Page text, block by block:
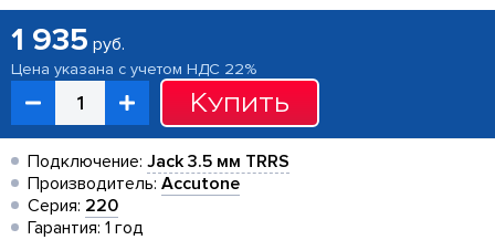
1 935 руб.
Цена указана с учетом НДС 22%
Купить
Подключение: Jack 3.5 мм TRRS
Производитель: Accutone
Серия: 220
Гарантия: 1 год